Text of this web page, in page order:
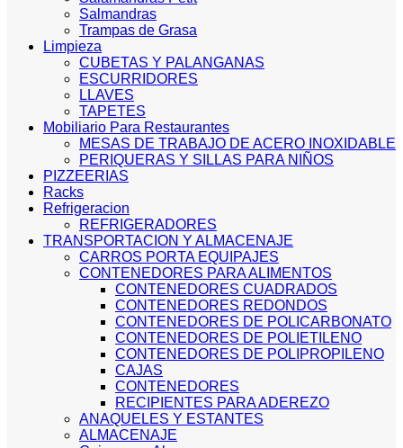
Salmandras
Trampas de Grasa
Limpieza
CUBETAS Y PALANGANAS
ESCURRIDORES
LLAVES
TAPETES
Mobiliario Para Restaurantes
MESAS DE TRABAJO DE ACERO INOXIDABLE
PERIQUERAS Y SILLAS PARA NIÑOS
PIZZEERIAS
Racks
Refrigeracion
REFRIGERADORES
TRANSPORTACION Y ALMACENAJE
CARROS PORTA EQUIPAJES
CONTENEDORES PARA ALIMENTOS
CONTENEDORES CUADRADOS
CONTENEDORES REDONDOS
CONTENEDORES DE POLICARBONATO
CONTENEDORES DE POLIETILENO
CONTENEDORES DE POLIPROPILENO
CAJAS
CONTENEDORES
RECIPIENTES PARA ADEREZO
ANAQUELES Y ESTANTES
ALMACENAJE